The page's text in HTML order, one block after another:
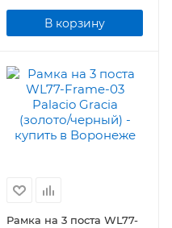
В корзину
Рамка на 3 поста WL77-